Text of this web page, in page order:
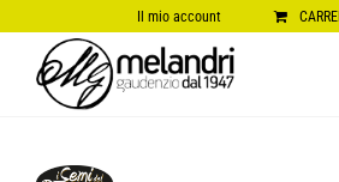
al
contenuto
Il mio account